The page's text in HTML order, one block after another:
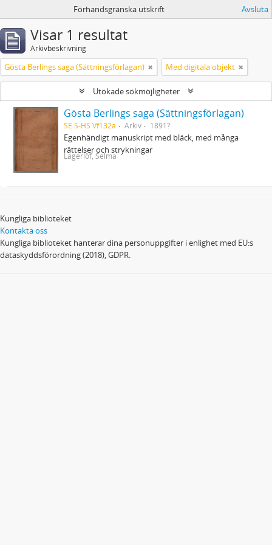
Förhandsgranska utskrift Avsluta
Visar 1 resultat
Arkivbeskrivning
Gösta Berlings saga (Sättningsförlagan) Med digitala objekt
Utökade sökmöjligheter
Gösta Berlings saga (Sättningsförlagan)
SE S-HS Vf132a Arkiv 1891?
Egenhändigt manuskript med bläck, med många
rättelser och strykningar
Lagerlöf, Selma
Kungliga biblioteket
Kontakta oss
Kungliga biblioteket hanterar dina personuppgifter i enlighet med EU:s
dataskyddsförordning (2018), GDPR.